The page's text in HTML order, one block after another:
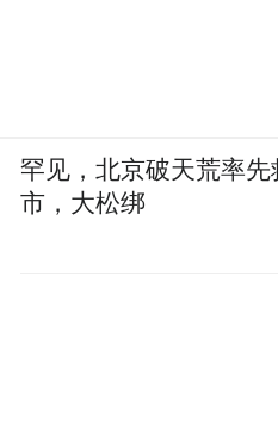
罕见，北京破天荒率先
市，大松绑